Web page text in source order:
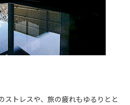
ストレスや、旅の疲れもゆるりとと